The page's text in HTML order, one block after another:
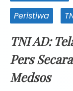
Peristiwa
TNI AD:
Pers
Medsos